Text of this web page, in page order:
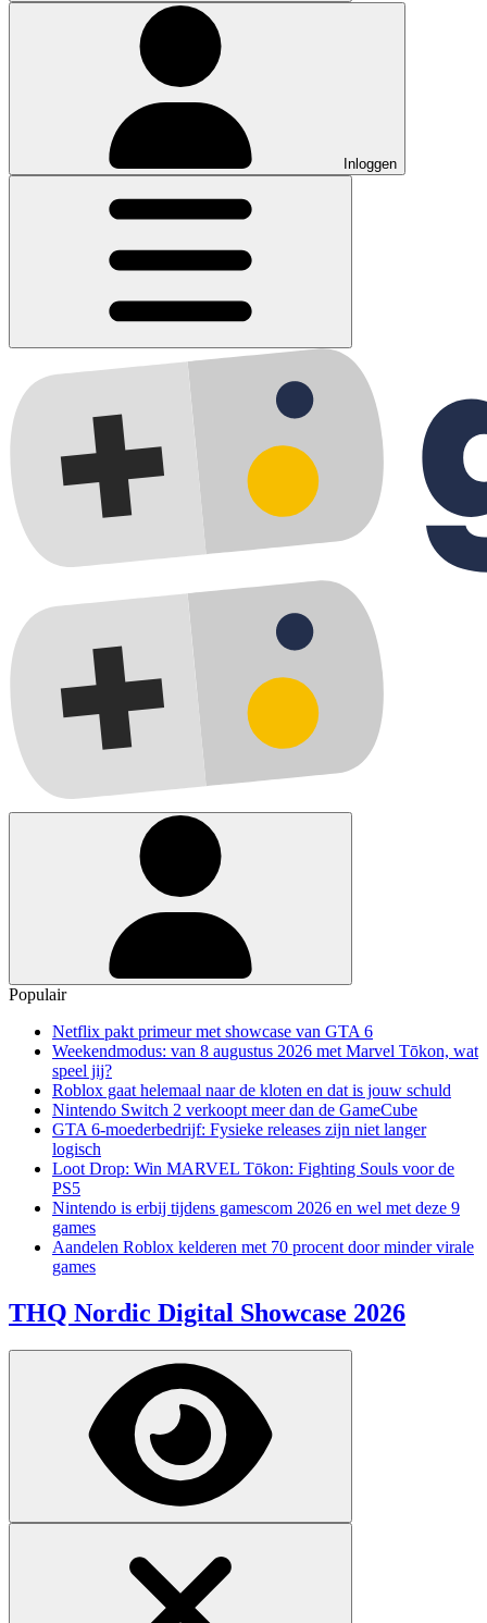
Inloggen
Populair
Netflix pakt primeur met showcase van GTA 6
Weekendmodus: van 8 augustus 2026 met Marvel Tōkon, wat
speel jij?
Roblox gaat helemaal naar de kloten en dat is jouw schuld
Nintendo Switch 2 verkoopt meer dan de GameCube
GTA 6-moederbedrijf: Fysieke releases zijn niet langer
logisch
Loot Drop: Win MARVEL Tōkon: Fighting Souls voor de
PS5
Nintendo is erbij tijdens gamescom 2026 en wel met deze 9
games
Aandelen Roblox kelderen met 70 procent door minder virale
games
THQ Nordic Digital Showcase 2026